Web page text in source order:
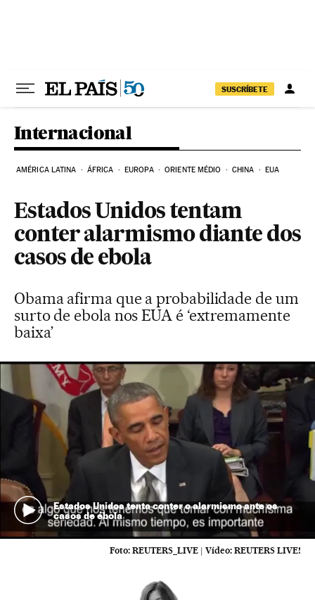
SUSCRÍBETE
Internacional
AMÉRICA LATINA ÁFRICA EUROPA ORIENTE MÉDIO CHINA EUA
Estados Unidos tentam
conter alarmismo diante dos
casos de ebola
Obama afirma que a probabilidade de um
surto de ebola nos EUA é ‘extremamente
baixa’
Estados Unidos tenta conter o alarmismo ante os
casos de ébola
Foto: REUTERS_LIVE | Vídeo: REUTERS LIVE!